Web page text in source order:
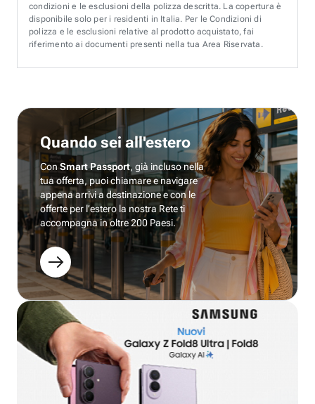
condizioni e le esclusioni della polizza descritta. La copertura è
disponibile solo per i residenti in Italia. Per le Condizioni di
polizza e le esclusioni relative al prodotto acquistato, fai
riferimento ai documenti presenti nella tua Area Riservata.
Quando sei all'estero
ConSmart Passport, già incluso nella
tua offerta, puoi chiamare e navigare
appena arrivi a destinazione e con le
offerte per l’estero la nostra Rete ti
accompagna in oltre 200 Paesi.